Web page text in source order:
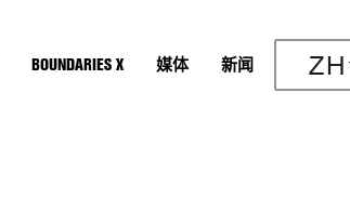
BOUNDARIES X 媒体 新闻 ZH